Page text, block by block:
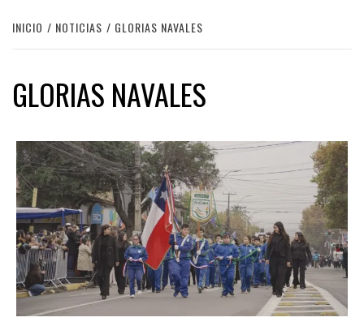
INICIO NOTICIAS GLORIAS NAVALES
GLORIAS NAVALES